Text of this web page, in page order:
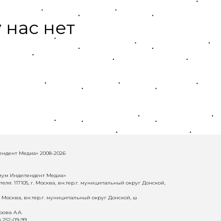
нет
Медиа» 2008-2026
Индепендент Медиа»
117105, г. Москва, вн.тер.г. муниципальный округ Донской,
Москва, вн.тер.г. муниципальный округ Донской, ш
А.А.